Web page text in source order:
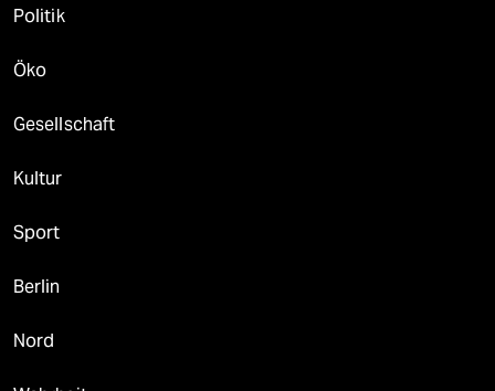
Politik
Öko
Gesellschaft
Kultur
Sport
Berlin
Nord